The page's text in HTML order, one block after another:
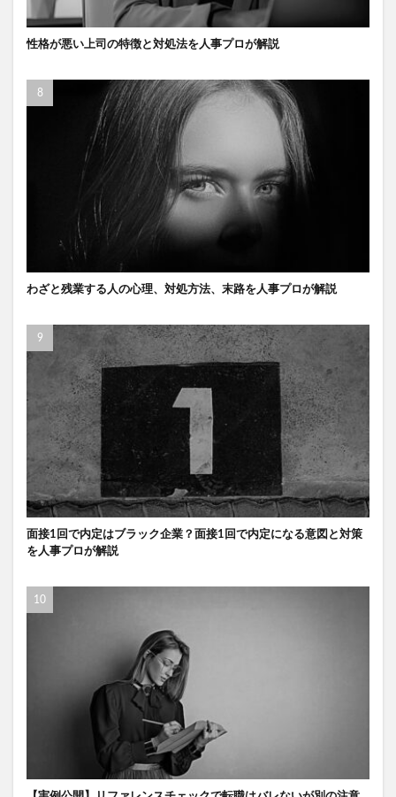
性格が悪い上司の特徴と対処法を人事プロが解説
わざと残業する人の心理、対処方法、末路を人事プロが解説
面接1回で内定はブラック企業？面接1回で内定になる意図と対策
を人事プロが解説